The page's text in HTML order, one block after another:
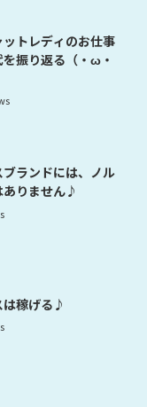
トレディのお仕事
振り返る（・ω・
ランドには、ノル
ありません♪
は稼げる♪